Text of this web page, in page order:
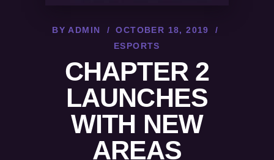
BY ADMIN
OCTOBER 18, 2019
ESPORTS
CHAPTER 2
LAUNCHES
WITH NEW
AREAS